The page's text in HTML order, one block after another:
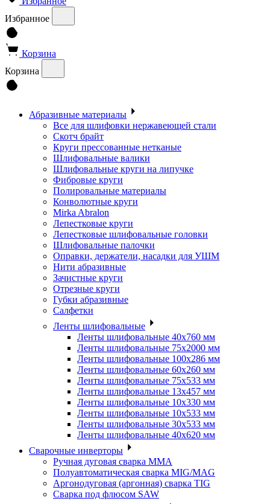
Избранное
Корзина
Корзина
Абразивные материалы
Все для шлифовки нержавеющей стали
Скотч брайт
Круги прессованные нетканые
Шлифовальные валики
Шлифовальные круги на липучке
Фибровые круги
Полировальные материалы
Конволютные круги
Mirka Abralon
Лепестковые круги
Лепестковые шлифовальные головки
Шлифовальные палочки
Оправки, держатели, насадки для УШМ
Нити абразивные
Зачистные круги
Отрезные круги
Губки абразивные
Салфетки
Ленты шлифовальные
Ленты шлифовальные 40х760 мм
Ленты шлифовальные 75х2000 мм
Ленты шлифовальные 100х286 мм
Ленты шлифовальные 60х260 мм
Ленты шлифовальные 75х533 мм
Ленты шлифовальные 13х457 мм
Ленты шлифовальные 10х330 мм
Ленты шлифовальные 10х533 мм
Ленты шлифовальные 30х533 мм
Ленты шлифовальные 40х620 мм
Сварочные инверторы
Ручная дуговая сварка MMA
Полуавтоматическая сварка MIG/MAG
Аргонодуговая (аргонная) сварка TIG
Сварка под флюсом SAW